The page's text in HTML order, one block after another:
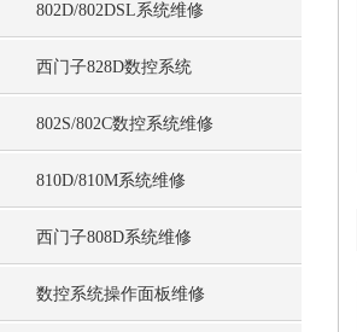
802D/802DSL系统维修
西门子828D数控系统
802S/802C数控系统维修
810D/810M系统维修
西门子808D系统维修
数控系统操作面板维修